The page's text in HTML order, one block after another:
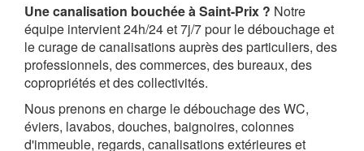
Une canalisation bouchée à Saint-Prix ? Notre
équipe intervient 24h/24 et 7j/7 pour le débouchage et
le curage de canalisations auprès des particuliers, des
professionnels, des commerces, des bureaux, des
copropriétés et des collectivités.
Nous prenons en charge le débouchage des WC,
éviers, lavabos, douches, baignoires, colonnes
d'immeuble, regards, canalisations extérieures et